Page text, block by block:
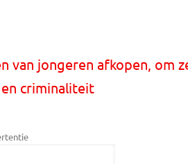
van jongeren afkopen, om
criminaliteit